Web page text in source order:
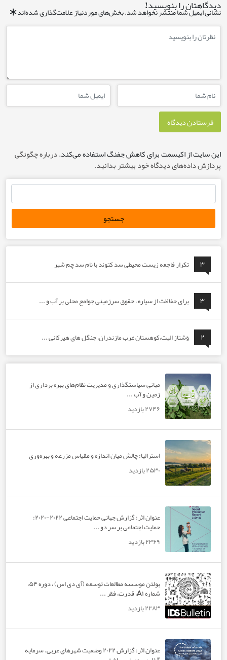
را بنویسید!
شما منتشر نخواهد شد.بخش‌های موردنیاز علامت‌گذاری شده‌اند*
از اکیسمت برای کاهش جفنگ استفاده می‌کند.درباره چگونگی
دیدگاه خود بیشتر بدانید.
تکرار فاجعه زیست محیطی سد کتوند با نام سد چم شیر
برای حفاظت از سیاره ، حقوق سرزمینی جوامع محلی بر آب و ...
وَشتاز الیت،کوهستان غرب مازندران، جنگل های هیرکانی ...
مبانی سیاستگذاری و مدیریت نظام‌های بهره‌ برداری از
زمین و آب ...
۲۷۴۶ بازدید
استرالیا: چالش میان اندازه و مقیاس مزرعه و بهره‌وری
۲۵۳۰ بازدید
عنوان اثر: گزارش جهانی حمایت اجتماعی ۲۰۲۲-۲۰۲۰:
حمایت اجتماعی بر سر دو ...
۲۳۶۹ بازدید
بولتن موسسه مطالعات توسعه (آی دی اس) ، دوره ۵۴،
شماره A۱، قدرت، فقر ...
۲۲۸۳ بازدید
عنوان اثر: گزارش ۲۰۲۲ وضعیت شهرهای عربی. سرمایه